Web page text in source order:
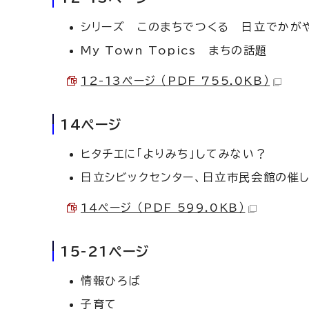
シリーズ このまちでつくる 日立でかが
My Town Topics まちの話題
12-13ページ （PDF 755.0KB）
14ページ
ヒタチエに「よりみち」してみない？
日立シビックセンター、日立市民会館の催し
14ページ （PDF 599.0KB）
15-21ページ
情報ひろば
子育て